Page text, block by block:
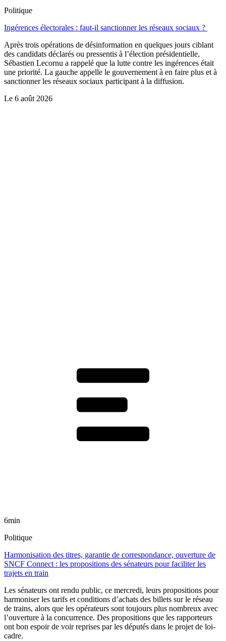
Politique
Ingérences électorales : faut-il sanctionner les réseaux sociaux ?
Après trois opérations de désinformation en quelques jours ciblant
des candidats déclarés ou pressentis à l’élection présidentielle,
Sébastien Lecornu a rappelé que la lutte contre les ingérences était
une priorité. La gauche appelle le gouvernement à en faire plus et à
sanctionner les réseaux sociaux participant à la diffusion.
Le 6 août 2026
6min
Politique
Harmonisation des titres, garantie de correspondance, ouverture de
SNCF Connect : les propositions des sénateurs pour faciliter les
trajets en train
Les sénateurs ont rendu public, ce mercredi, leurs propositions pour
harmoniser les tarifs et conditions d’achats des billets sur le réseau
de trains, alors que les opérateurs sont toujours plus nombreux avec
l’ouverture à la concurrence. Des propositions que les rapporteurs
ont bon espoir de voir reprises par les députés dans le projet de loi-
cadre.